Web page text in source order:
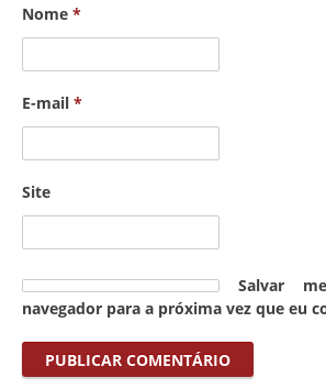
Nome *
E-mail *
Site
Salvar
navegador para a próxima vez que eu